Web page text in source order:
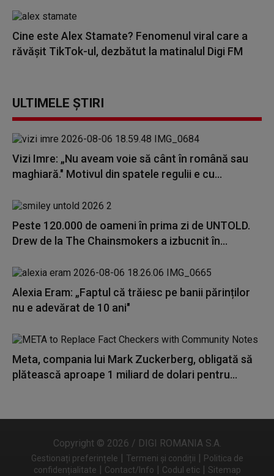
Cine este Alex Stamate? Fenomenul viral care a
răvășit TikTok-ul, dezbătut la matinalul Digi FM
ULTIMELE ȘTIRI
Vizi Imre: „Nu aveam voie să cânt în română sau
maghiară." Motivul din spatele regulii e cu...
Peste 120.000 de oameni în prima zi de UNTOLD.
Drew de la The Chainsmokers a izbucnit în...
Alexia Eram: „Faptul că trăiesc pe banii părinților
nu e adevărat de 10 ani"
Meta, compania lui Mark Zuckerberg, obligată să
plătească aproape 1 miliard de dolari pentru...
Copyright © 2026 / DIGI ROMANIA S.A.
Gestionați preferințele | Termeni și condiții | Politica de
confidențialitate | Contact/Info | Codul etic | Sitemap